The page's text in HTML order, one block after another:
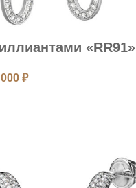
«RR91»
000₽